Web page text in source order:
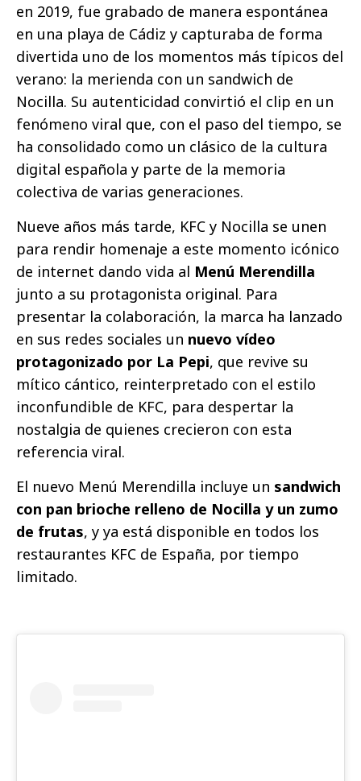
en 2019, fue grabado de manera espontánea
en una playa de Cádiz y capturaba de forma
divertida uno de los momentos más típicos del
verano: la merienda con un sandwich de
Nocilla. Su autenticidad convirtió el clip en un
fenómeno viral que, con el paso del tiempo, se
ha consolidado como un clásico de la cultura
digital española y parte de la memoria
colectiva de varias generaciones.
Nueve años más tarde, KFC y Nocilla se unen
para rendir homenaje a este momento icónico
de internet dando vida al Menú Merendilla
junto a su protagonista original. Para
presentar la colaboración, la marca ha lanzado
en sus redes sociales un nuevo vídeo
protagonizado por La Pepi, que revive su
mítico cántico, reinterpretado con el estilo
inconfundible de KFC, para despertar la
nostalgia de quienes crecieron con esta
referencia viral.
El nuevo Menú Merendilla incluye un sandwich
con pan brioche relleno de Nocilla y un zumo
de frutas, y ya está disponible en todos los
restaurantes KFC de España, por tiempo
limitado.